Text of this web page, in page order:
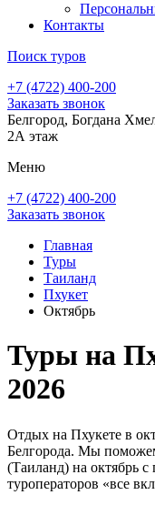
Контакты
Поиск туров
+7 (4722) 400-200
Заказать звонок
Белгород, Богдана
2А этаж
Меню
+7 (4722) 400-200
Заказать звонок
Главная
Туры
Таиланд
Пхукет
Октябрь
Туры на
2026
Отдых на Пхукете в
Белгорода. Мы
(Таиланд) на октябрь
туроператоров «все